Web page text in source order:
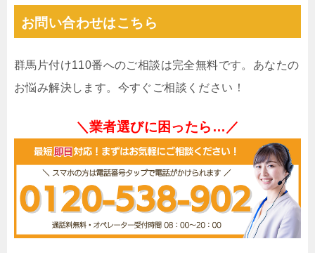
お問い合わせはこちら
群馬片付け110番へのご相談は完全無料です。あなたの
お悩み解決します。今すぐご相談ください！
＼業者選びに困ったら…／